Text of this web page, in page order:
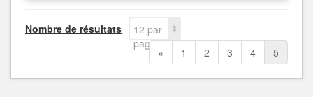
Nombre de résultats
12 par
page
« 1 2 3 4 5